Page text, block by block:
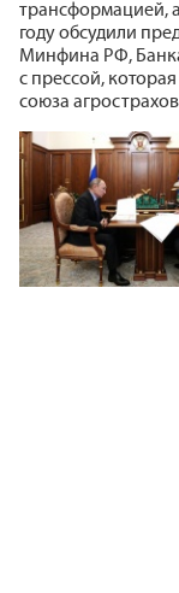
трансформацией,
году обсудили
Минфина РФ,
с прессой,
союза